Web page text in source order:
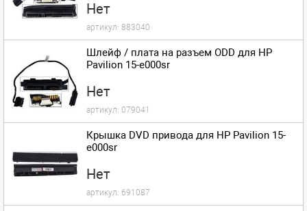
Нет
артикул: 883040
Шлейф / плата на разъем ODD для HP
Pavilion 15-e000sr
Нет
артикул: 079041
Крышка DVD привода для HP Pavilion 15-
e000sr
Нет
артикул: 691087